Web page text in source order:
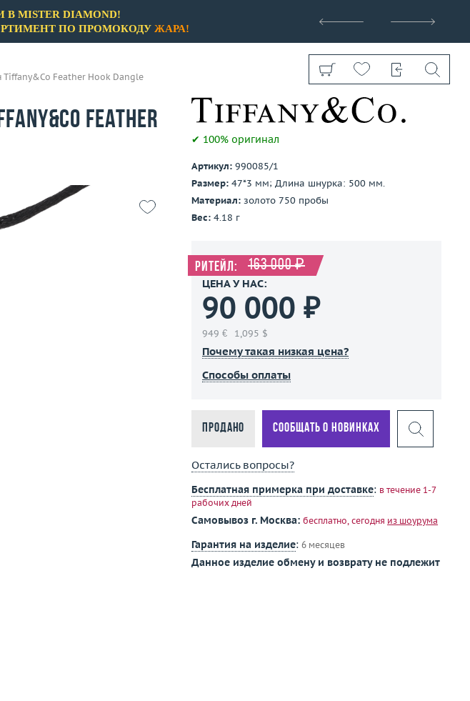
MISTER DIAMOND!
ПО ПРОМОКОДУ ЖАРА!
Показать все
Tiffany&Co Feather Hook Dangle
Feather
✔ 100% оригинал
Артикул: 990085/1
Размер: 47*3 мм; Длина шнурка: 500 мм.
Материал: золото 750 пробы
Вес: 4.18 г
Ритейл: 163 000 ₽
ЦЕНА У НАС:
90 000 ₽
949 € 1,095 $
Почему такая низкая цена?
Способы оплаты
Продано Сообщать о новинках
Остались вопросы?
Бесплатная примерка при доставке: в течение 1-7
рабочих дней
Самовывоз г. Москва: бесплатно, сегодня из шоурума
Гарантия на изделие: 6 месяцев
Данное изделие обмену и возврату не подлежит